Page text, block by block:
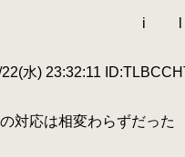
i l
22(水) 23:32:11
対応は相変わらずだった